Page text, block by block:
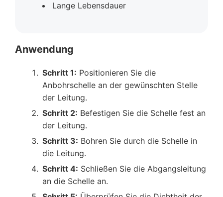
Lange Lebensdauer
Anwendung
Schritt 1: Positionieren Sie die
Anbohrschelle an der gewünschten Stelle
der Leitung.
Schritt 2: Befestigen Sie die Schelle fest an
der Leitung.
Schritt 3: Bohren Sie durch die Schelle in
die Leitung.
Schritt 4: Schließen Sie die Abgangsleitung
an die Schelle an.